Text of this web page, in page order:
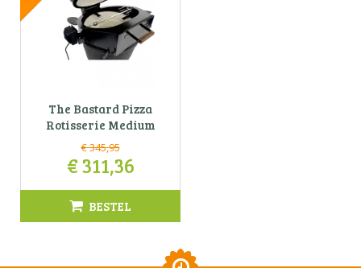
The Bastard Pizza
Rotisserie Medium
€345,95
€311,36
BESTEL